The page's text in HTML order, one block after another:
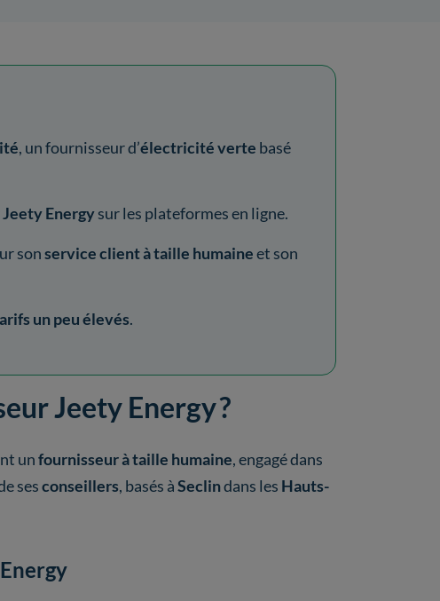
, un fournisseur d’électricité verte basé
Jeety Energysur les plateformes en ligne.
sonservice client à taille humaineet son
un peu élevés.
Jeety Energy ?
unfournisseur à taille humaine, engagé dans
sesconseillers, basés àSeclindans les Hauts-